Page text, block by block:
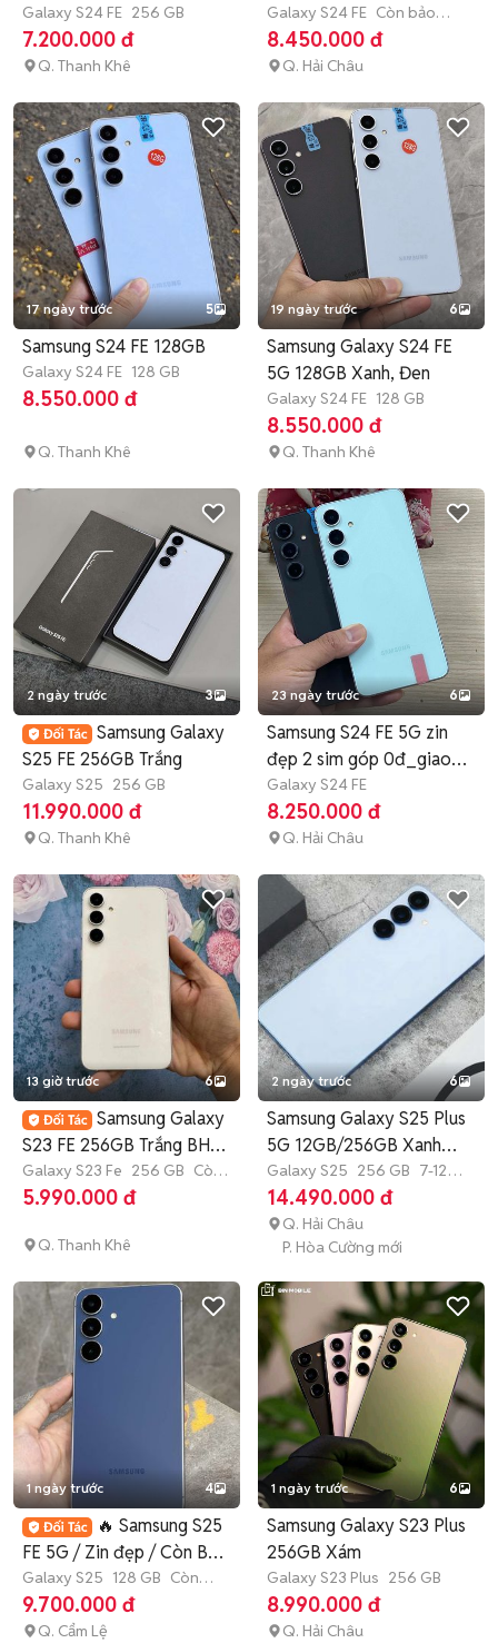
Galaxy S24 FE 256 GB
7.200.000 đ
Q. Thanh Khê
trâu
Galaxy S24 FE Còn bảo
hành
8.450.000 đ
Q. Hải Châu
17 ngày trước 5
Samsung S24 FE 128GB
Galaxy S24 FE 128 GB
8.550.000 đ
Q. Thanh Khê
19 ngày trước 6
Samsung Galaxy S24 FE
5G 128GB Xanh, Đen
Galaxy S24 FE 128 GB
8.550.000 đ
Q. Thanh Khê
2 ngày trước 3
Samsung Galaxy
S25 FE 256GB Trắng
Galaxy S25 256 GB
11.990.000 đ
Q. Thanh Khê
23 ngày trước 6
Samsung S24 FE 5G zin
đẹp 2 sim góp 0đ_giao
lưu
Galaxy S24 FE
8.250.000 đ
Q. Hải Châu
13 giờ trước 6
Samsung Galaxy
S23 FE 256GB Trắng BH
6th có góp
Galaxy S23 Fe 256 GB Còn
bảo hành
5.990.000 đ
Q. Thanh Khê
2 ngày trước 6
Samsung Galaxy S25 Plus
5G 12GB/256GB Xanh
nhạt
Galaxy S25 256 GB 7-12
tháng
14.490.000 đ
Q. Hải Châu
P. Hòa Cường mới
1 ngày trước 4
🔥 Samsung S25
FE 5G / Zin đẹp / Còn BH
hãng
Galaxy S25 128 GB Còn
bảo hành
9.700.000 đ
Q. Cẩm Lệ
1 ngày trước 6
Samsung Galaxy S23 Plus
256GB Xám
Galaxy S23 Plus 256 GB
8.990.000 đ
Q. Hải Châu